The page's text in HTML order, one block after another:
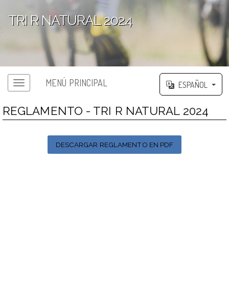
TRI R NATURAL 2024
';
MENÚ PRINCIPAL ESPAÑOL
REGLAMENTO - TRI R NATURAL 2024
DESCARGAR REGLAMENTO EN PDF